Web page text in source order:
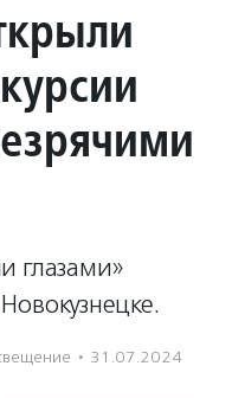
глазами»
· 31.07.2024